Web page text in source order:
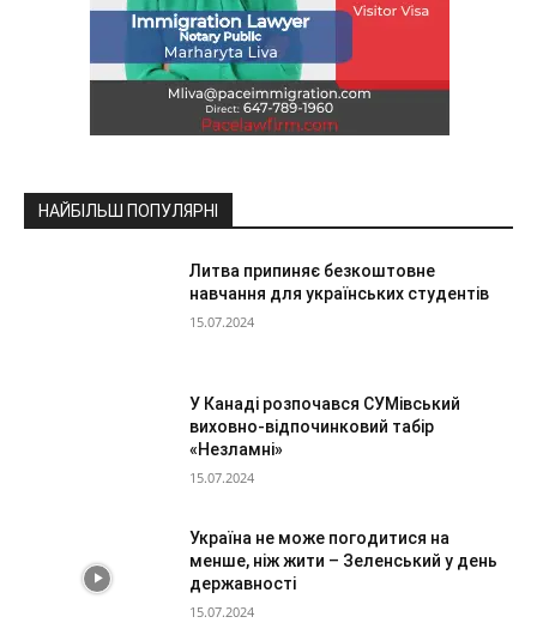
НАЙБІЛЬШ ПОПУЛЯРНІ
Литва припиняє безкоштовне
навчання для українських студентів
15.07.2024
У Канаді розпочався СУМівський
виховно-відпочинковий табір
«Незламні»
15.07.2024
Україна не може погодитися на
менше, ніж жити – Зеленський у день
державності
15.07.2024